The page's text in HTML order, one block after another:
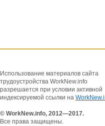
Использование материалов сайта
трудоустройства WorkNew.info
разрешается при условии активной
индексируемой ссылки на
© WorkNew.info, 2012—2017.
Все права защищены.